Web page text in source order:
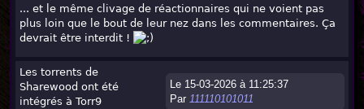
... et le même clivage de réactionnaires qui ne voient pas
plus loin que le bout de leur nez dans les commentaires. Ça
devrait être interdit !
Le 15-03-2026 à 11:25:37
Par 111110101011
Les torrents de
Sharewood ont été
intégrés à Torr9